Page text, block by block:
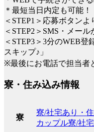
＊最短当日内定も可能！
＜STEP1＞応募ボタンよ
＜STEP2＞SMS・メー
＜STEP3＞3分のWEB
スキップ♪」
※最後にお電話で担当者
寮・住み込み情報
寮
寮/社宅あり・
カップル寮/社